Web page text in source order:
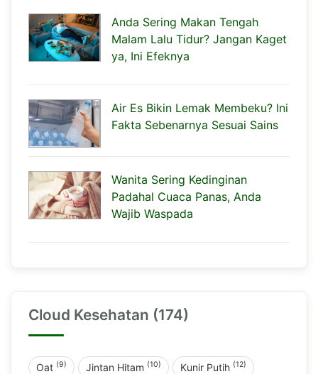
Anda Sering Makan Tengah
Malam Lalu Tidur? Jangan Kaget
ya, Ini Efeknya
Air Es Bikin Lemak Membeku? Ini
Fakta Sebenarnya Sesuai Sains
Wanita Sering Kedinginan
Padahal Cuaca Panas, Anda
Wajib Waspada
Cloud Kesehatan (174)
Oat (9) Jintan Hitam (10) Kunir Putih (12)